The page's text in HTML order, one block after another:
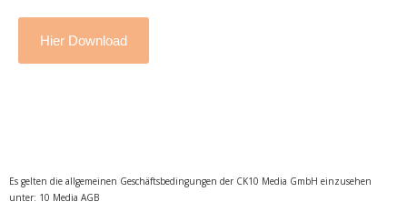
Hier Download
Es gelten die allgemeinen Geschäftsbedingungen der CK10 Media GmbH einzusehen
unter: 10 Media AGB